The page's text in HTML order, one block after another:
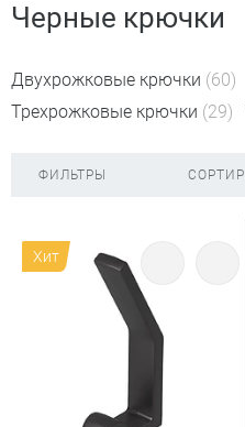
Черные крючки
Двухрожковые крючки (60)
Трехрожковые крючки (29)
ФИЛЬТРЫ
Хит